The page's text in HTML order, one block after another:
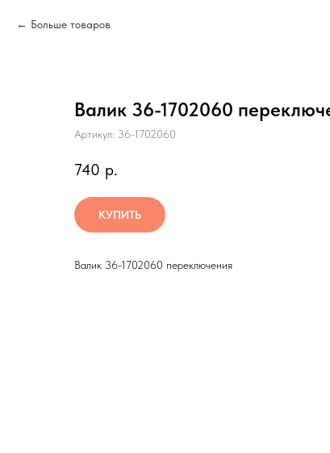
Больше товаров
Валик 36-1702060
Артикул: 36-1702060
740 р.
КУПИТЬ
Валик 36-1702060 переключения